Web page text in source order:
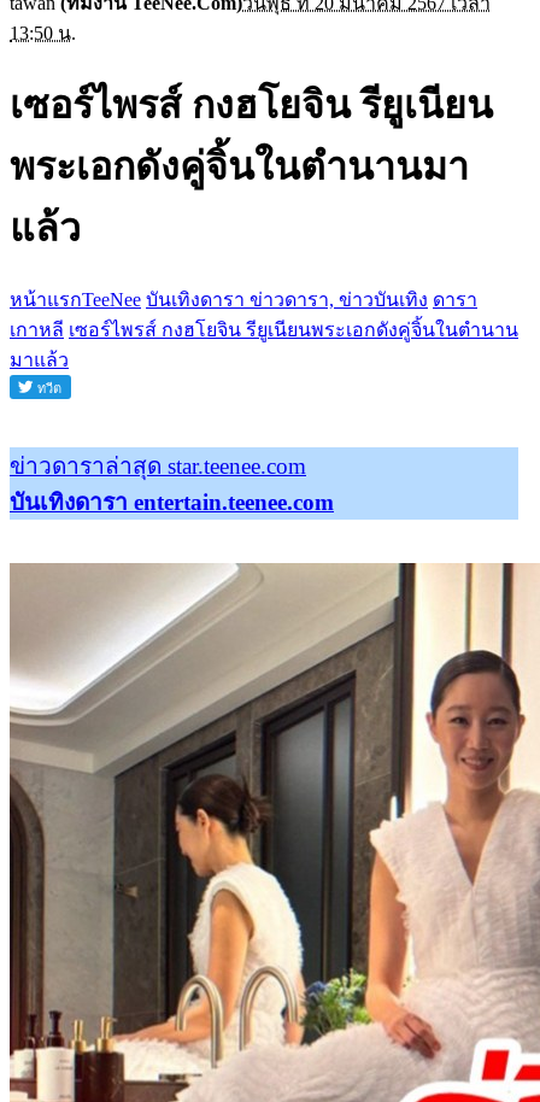
13:50 น.
เซอร์ไพรส์ กงฮโยจิน รียูเนียน
พระเอกดังคู่จิ้นในตำนานมา
แล้ว
หน้าแรกTeeNee บันเทิงดารา ข่าวดารา, ข่าวบันเทิง ดารา
เกาหลี เซอร์ไพรส์ กงฮโยจิน รียูเนียนพระเอกดังคู่จิ้นในตำนาน
มาแล้ว
ข่าวดาราล่าสุด star.teenee.com
บันเทิงดารา entertain.teenee.com